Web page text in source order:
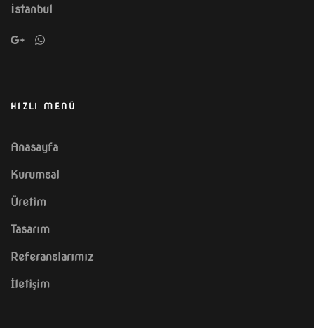
İstanbul
HIZLI MENÜ
Anasayfa
Kurumsal
Üretim
Tasarım
Referanslarımız
İletişim